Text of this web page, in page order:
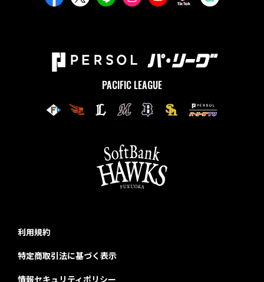
PACIFIC LEAGUE
利用規約
特定商取引法に基づく表示
情報セキュリティポリシー